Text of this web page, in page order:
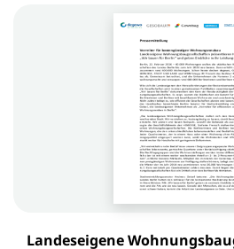
Landeseigene